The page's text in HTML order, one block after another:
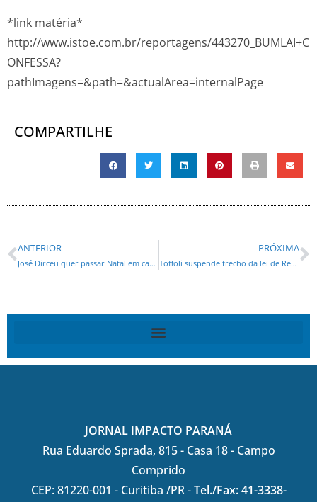
*link matéria*
http://www.istoe.com.br/reportagens/443270_BUMLAI+C
ONFESSA?
pathImagens=&path=&actualArea=internalPage
COMPARTILHE
ANTERIOR
José Dirceu quer passar Natal em casa*
PRÓXIMA
Toffoli suspende trecho da lei de Requião
JORNAL IMPACTO PARANÁ
Rua Eduardo Sprada, 815 - Casa 18 - Campo
Comprido
CEP: 81220-001 - Curitiba /PR -Tel./Fax: 41-3338-